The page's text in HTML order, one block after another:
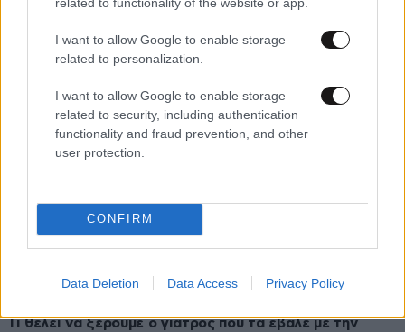
I want to allow Google to enable storage
related to personalization.
I want to allow Google to enable storage
related to security, including authentication
functionality and fraud prevention, and other
user protection.
CONFIRM
Data Deletion Data Access Privacy Policy
Τι θέλει να ξέρουμε ο γιατρός που τα έβαλε με την